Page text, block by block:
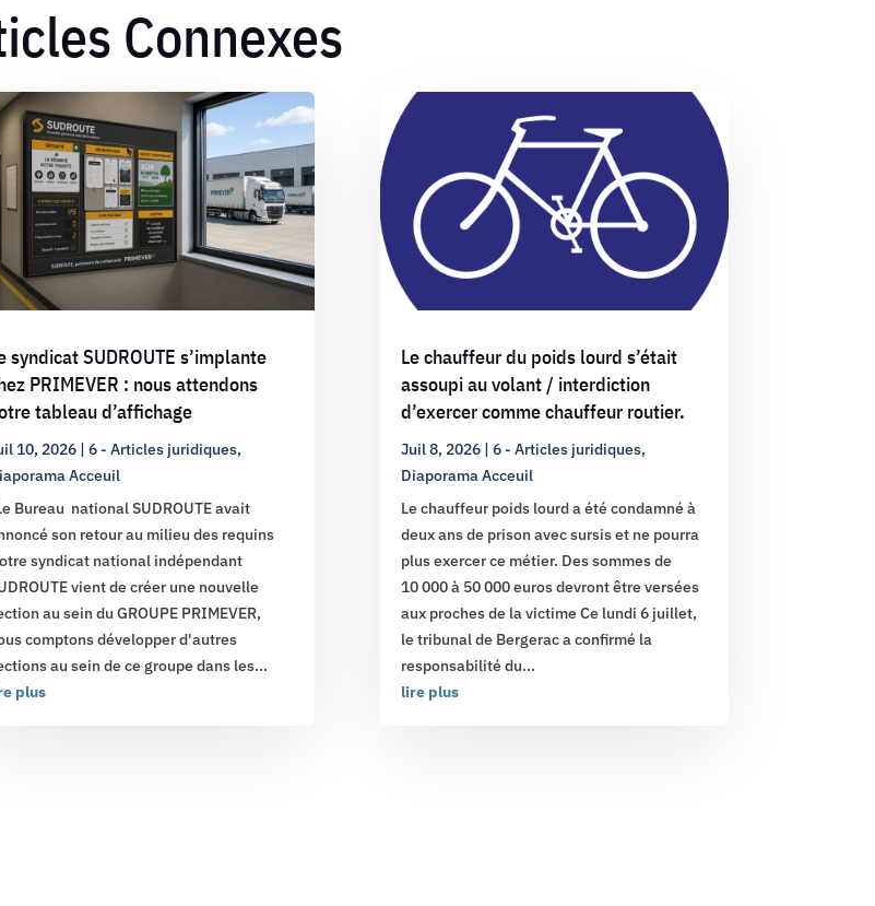
Connexes
syndicat SUDROUTE s’implante
PRIMEVER : nous attendons
tableau d’affichage
10, 2026| 6 - Articles juridiques,
Acceuil
Bureau national SUDROUTE avait
son retour au milieu des requins
syndicat national indépendant
vient de créer une nouvelle
au sein du GROUPE PRIMEVER,
comptons développer d'autres
au sein de ce groupe dans les...
plus
Le chauffeur du poids lourd s’était
assoupi au volant / interdiction
d’exercer comme chauffeur routier.
Juil 8, 2026| 6 - Articles juridiques,
Diaporama Acceuil
Le chauffeur poids lourd a été condamné à
deux ans de prison avec sursis et ne pourra
plus exercer ce métier. Des sommes de
10 000 à 50 000 euros devront être versées
aux proches de la victime Ce lundi 6 juillet,
le tribunal de Bergerac a confirmé la
responsabilité du...
lire plus